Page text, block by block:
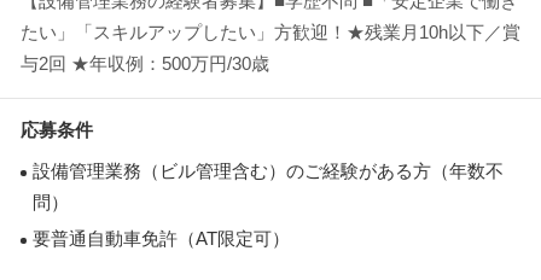
たい」「スキルアップしたい」方歓迎！★残業月10h以下／賞
与2回 ★年収例：500万円/30歳
応募条件
設備管理業務（ビル管理含む）のご経験がある方（年数不
問）
要普通自動車免許（AT限定可）